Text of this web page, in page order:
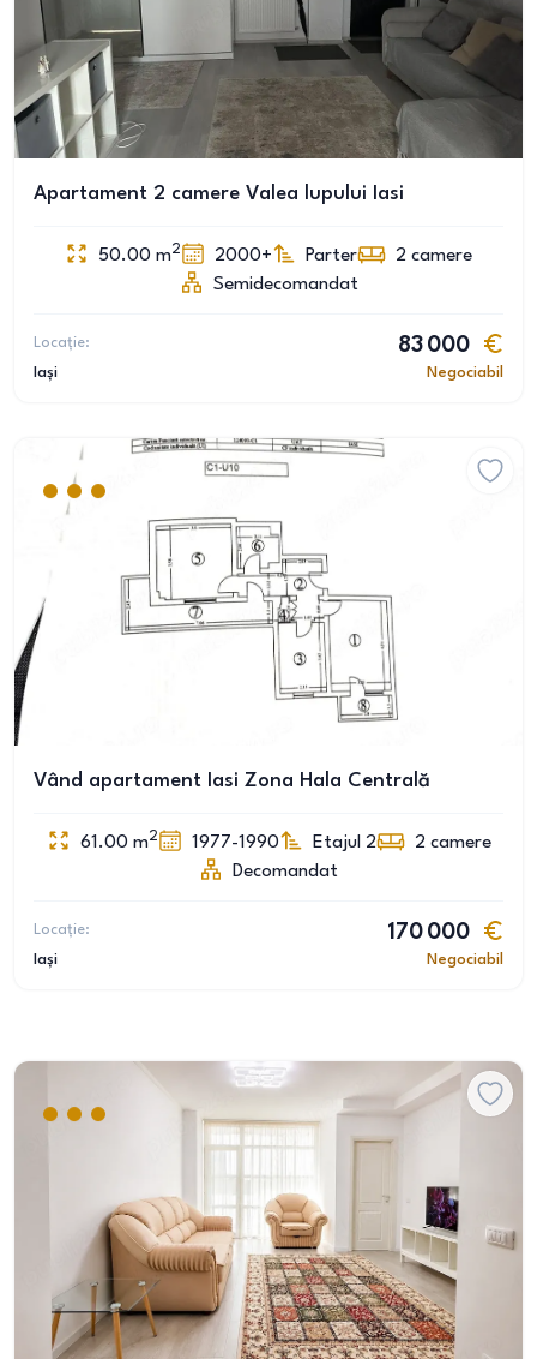
Apartament 2 camere Valea lupului Iasi
50.00 m2 2000+ Parter 2 camere
Semidecomandat
Locație:
Iași
83 000
Negociabil
Vând apartament Iasi Zona Hala Centrală
61.00 m2 1977-1990 Etajul 2 2 camere
Decomandat
Locație:
Iași
170 000
Negociabil